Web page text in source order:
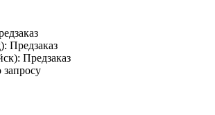
Предзаказ
Предзаказ